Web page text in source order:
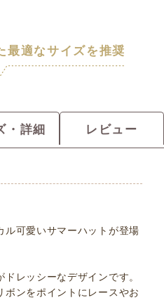
最適なサイズを推奨
・詳細 レビュー
ル可愛いサマーハットが登場
レッシーなデザインです。
ンをポイントにレースやお